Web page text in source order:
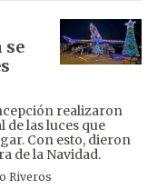
se
realizaron
las luces que
Con esto, dieron
de la Navidad.
Riveros